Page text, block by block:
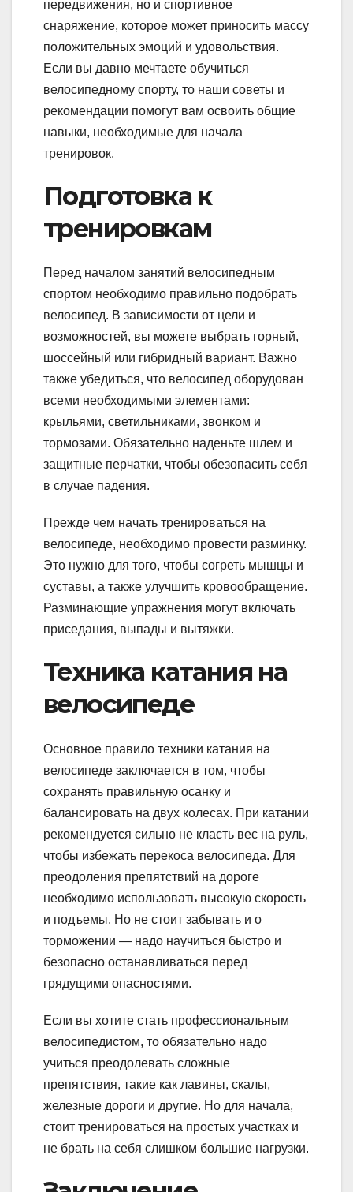
передвижения, но и спортивное
снаряжение, которое может приносить массу
положительных эмоций и удовольствия.
Если вы давно мечтаете обучиться
велосипедному спорту, то наши советы и
рекомендации помогут вам освоить общие
навыки, необходимые для начала
тренировок.
Подготовка к
тренировкам
Перед началом занятий велосипедным
спортом необходимо правильно подобрать
велосипед. В зависимости от цели и
возможностей, вы можете выбрать горный,
шоссейный или гибридный вариант. Важно
также убедиться, что велосипед оборудован
всеми необходимыми элементами:
крыльями, светильниками, звонком и
тормозами. Обязательно наденьте шлем и
защитные перчатки, чтобы обезопасить себя
в случае падения.
Прежде чем начать тренироваться на
велосипеде, необходимо провести разминку.
Это нужно для того, чтобы согреть мышцы и
суставы, а также улучшить кровообращение.
Разминающие упражнения могут включать
приседания, выпады и вытяжки.
Техника катания на
велосипеде
Основное правило техники катания на
велосипеде заключается в том, чтобы
сохранять правильную осанку и
балансировать на двух колесах. При катании
рекомендуется сильно не класть вес на руль,
чтобы избежать перекоса велосипеда. Для
преодоления препятствий на дороге
необходимо использовать высокую скорость
и подъемы. Но не стоит забывать и о
торможении — надо научиться быстро и
безопасно останавливаться перед
грядущими опасностями.
Если вы хотите стать профессиональным
велосипедистом, то обязательно надо
учиться преодолевать сложные
препятствия, такие как лавины, скалы,
железные дороги и другие. Но для начала,
стоит тренироваться на простых участках и
не брать на себя слишком большие нагрузки.